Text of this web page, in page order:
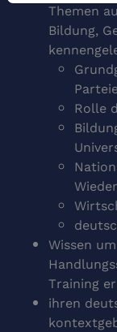
Themen
Bildung,
Rolle
Wissen
Training
ihren